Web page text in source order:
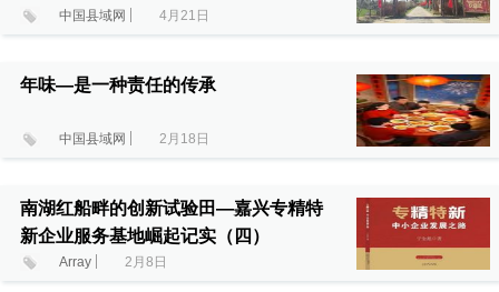
中国县域网 4月21日
年味—是一种责任的传承
中国县域网 2月18日
南湖红船畔的创新试验田—嘉兴专精特
新企业服务基地崛起记实（四）
Array 2月8日